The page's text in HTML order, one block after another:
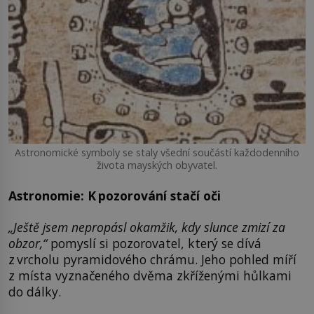
Astronomické symboly se staly všední součástí každodenního
života mayských obyvatel.
Astronomie: K pozorování stačí oči
„Ještě jsem nepropásl okamžik, kdy slunce zmizí za
obzor,“pomyslí si pozorovatel, který se dívá
z vrcholu pyramidového chrámu. Jeho pohled míří
z místa vyznačeného dvěma zkříženými hůlkami
do dálky.